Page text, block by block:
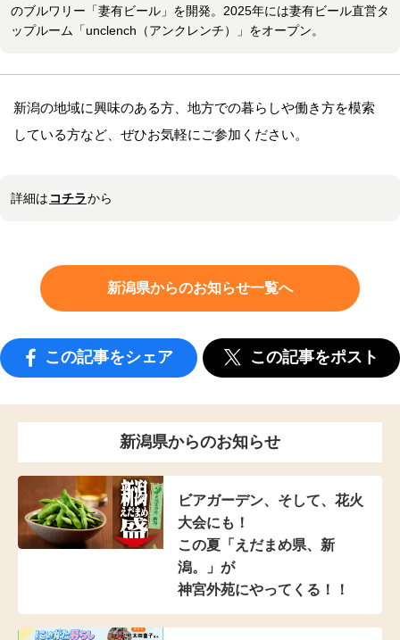
のブルワリー「妻有ビール」を開発。2025年には妻有ビール直営タ
ップルーム「unclench（アンクレンチ）」をオープン。​
新潟の地域に興味のある方、地方での暮らしや働き方を模索
している方など、ぜひお気軽にご参加ください。
詳細は コチラから
新潟県からのお知らせ一覧へ
この記事をシェア この記事をポスト
新潟県からのお知らせ
ビアガーデン、そして、花火
大会にも！
この夏「えだまめ県、新
潟。」が
神宮外苑にやってくる！！